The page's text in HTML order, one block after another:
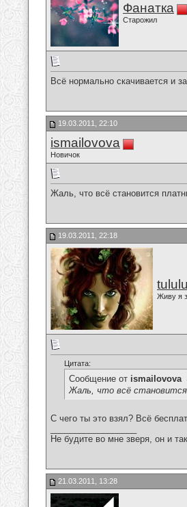
Фанатка
Старожил
Всё нормально скачивается и
19.03.2011, 22:10
ismailovova
Новичок
Жаль, что всё становится
19.03.2011, 22:18
Живу я
Цитата:
Сообщение от ismailovova
Жаль, что всё становится
С чего ты это взял? Всё
Не будите во мне зверя, он и
21.03.2011, 13:28